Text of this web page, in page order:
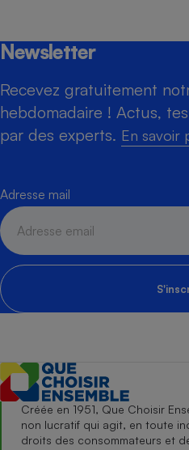
Newsletter
Recevez gratuitement
hebdomadaire ! Actus,
par des experts. En savoir
Adresse mail
Créée en 1951, Que Choisir
non lucratif qui agit, en toute
droits des consommateurs et